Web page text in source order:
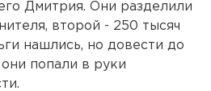
Дмитрия. Они разделили
второй - 250 тысяч
нашлись, но довести до
попали в руки